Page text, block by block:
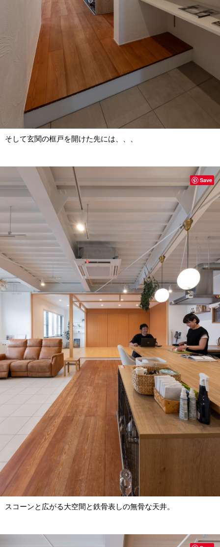
そして玄関の框戸を開けた先には、、、
スコーンと広がる大空間と鉄骨表しの無骨な天井。
Save